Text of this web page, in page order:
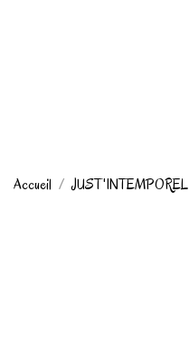
Accueil JUST'INTEMPOREL